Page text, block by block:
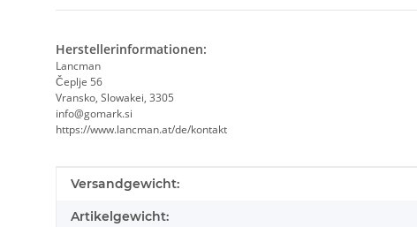
Herstellerinformationen:
Lancman
Čeplje 56
Vransko, Slowakei, 3305
info@gomark.si
https://www.lancman.at/de/kontakt
Produkteigenschaft
Wert
Versandgewicht:
Artikelgewicht: